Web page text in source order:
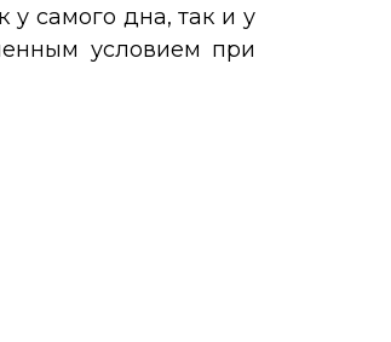
у самого дна, так и у
условием при